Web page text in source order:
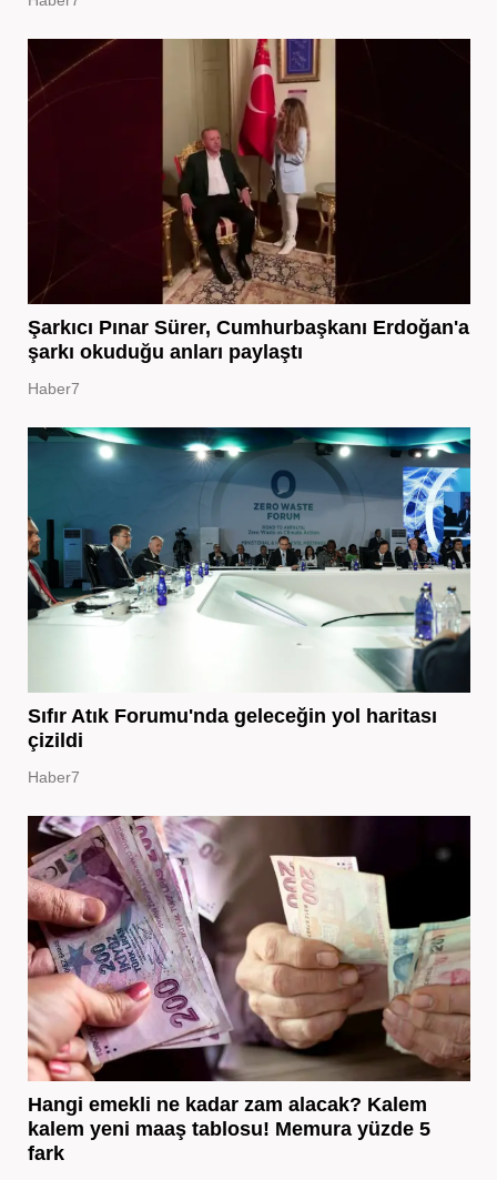
Şarkıcı Pınar Sürer, Cumhurbaşkanı Erdoğan'a
şarkı okuduğu anları paylaştı
Haber7
Sıfır Atık Forumu'nda geleceğin yol haritası
çizildi
Haber7
Hangi emekli ne kadar zam alacak? Kalem
kalem yeni maaş tablosu! Memura yüzde 5
fark